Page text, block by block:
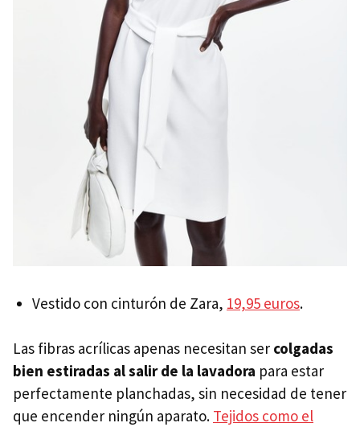
Vestido con cinturón de Zara, 19,95 euros.
Las fibras acrílicas apenas necesitan ser colgadas
bien estiradas al salir de la lavadora para estar
perfectamente planchadas, sin necesidad de tener
que encender ningún aparato. Tejidos como el